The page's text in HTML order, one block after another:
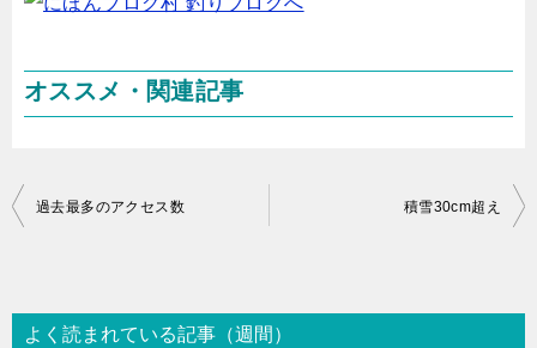
オススメ・関連記事
投
ビ
過去最多のアクセス数 積雪30cm超え
よく読まれている記事（週間）